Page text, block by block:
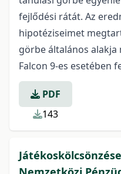
fejlődési rátát. Az
hipotéziseimet
görbe általános alakja
Falcon 9-es esetében
PDF
143